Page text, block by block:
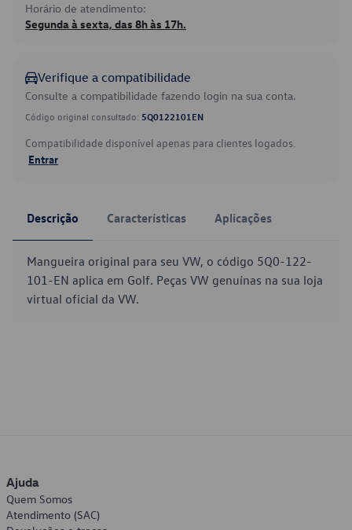
Horário de atendimento:
Segunda à sexta, das 8h às 17h.
Verifique a compatibilidade
Consulte a compatibilidade fazendo login na sua conta.
Código original consultado: 5Q0122101EN
Compatibilidade disponível apenas para clientes logados.
Entrar
Descrição Características Aplicações
Mangueira original para seu VW, o código 5Q0-122-
101-EN aplica em Golf. Peças VW genuínas na sua loja
virtual oficial da VW.
Ajuda
Quem Somos
Atendimento (SAC)